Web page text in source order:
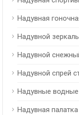
Надувная
Надувной
Надувной
Надувной спрей
Надувные
Надувная